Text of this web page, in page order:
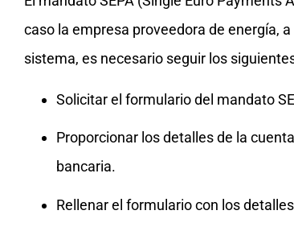
caso la empresa proveedora de energía,
sistema, es necesario seguir los
Solicitar el formulario del mandato
Proporcionar los detalles de la
bancaria.
Rellenar el formulario con los